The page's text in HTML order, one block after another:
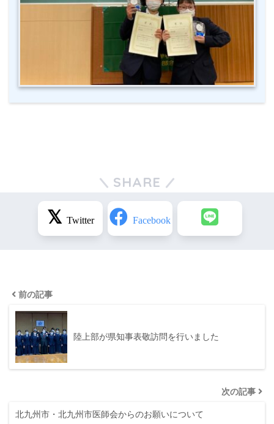
SHARE
前の記事
陸上部が県知事表敬訪問を行いました
次の記事
北九州市・北九州市医師会からのお願いについて